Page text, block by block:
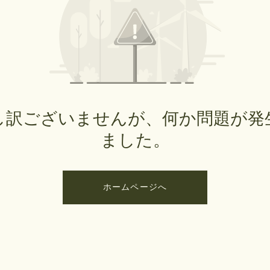
訳ございませんが、何か問題が発
ました。
ホームページへ